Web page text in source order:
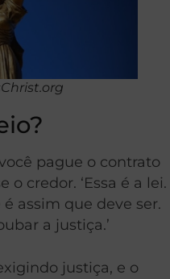
pague o contrato
o credor. ‘Essa é a lei.
assim que deve ser.
a justiça.’
justiça, e o